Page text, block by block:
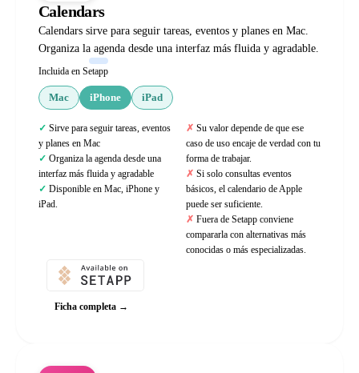
Calendars
Calendars sirve para seguir tareas, eventos y planes en Mac.
Organiza la agenda desde una interfaz más fluida y agradable.
Incluida en Setapp
Mac iPhone iPad
Sirve para seguir tareas, eventos
y planes en Mac
Organiza la agenda desde una
interfaz más fluida y agradable
Disponible en Mac, iPhone y
iPad.
Su valor depende de que ese
caso de uso encaje de verdad con tu
forma de trabajar.
Si solo consultas eventos
básicos, el calendario de Apple
puede ser suficiente.
Fuera de Setapp conviene
compararla con alternativas más
conocidas o más especializadas.
Ficha completa →